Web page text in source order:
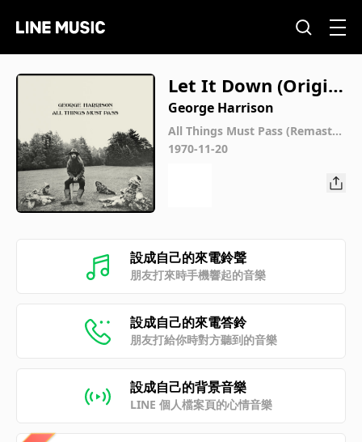
Let It Down (Origin
al Guitar And Vocal
/ Remastered 2014)
George Harrison
All Things Must Pass (Remaster
ed 2014)
1970-11-20
設成自己的來電鈴聲
朋友打來時手機響起的音樂
設成自己的來電答鈴
朋友打給你時對方聽到的音樂
設成自己的背景音樂
LINE 個人檔案頁的心情音樂